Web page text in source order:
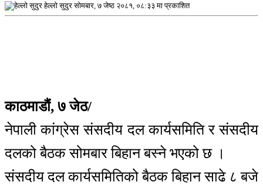
हेल्लो सुदुर सोमबार, ७ जेष्ठ २०८१, ०८:३३ मा प्रकाशित
काठमाडौं, ७ जेठ/
नेपाली कांग्रेस संसदीय दल कार्यसमिति र संसदीय
दलको बैठक सोमबार बिहान बस्ने भएको छ ।
संसदीय दल कार्यसमितिको बैठक बिहान साढे ८ बजे